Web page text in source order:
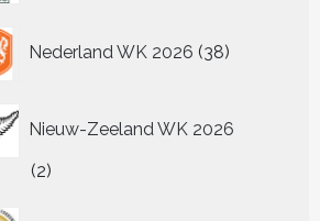
Nederland WK 2026 38
producten
Nieuw-Zeeland WK 2026
22